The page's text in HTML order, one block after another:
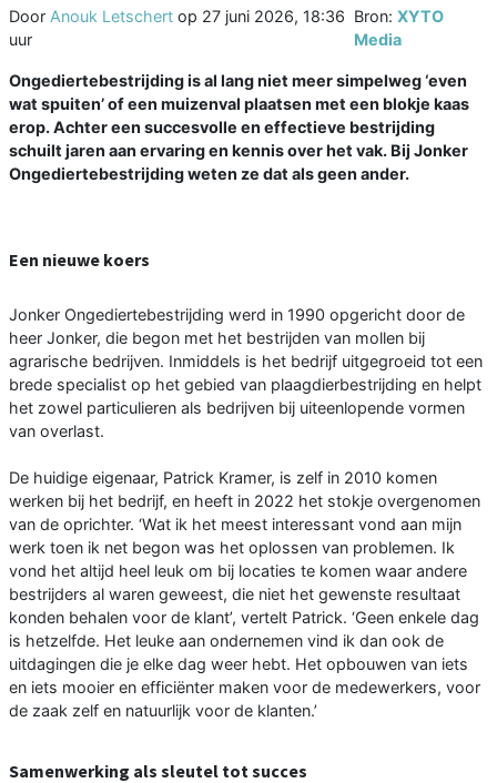
Door Anouk Letschert op 27 juni 2026, 18:36
uur
Bron:XYTO
Media
Ongediertebestrijding is al lang niet meer simpelweg ‘even
wat spuiten’ of een muizenval plaatsen met een blokje kaas
erop. Achter een succesvolle en effectieve bestrijding
schuilt jaren aan ervaring en kennis over het vak. Bij Jonker
Ongediertebestrijding weten ze dat als geen ander.
Een nieuwe koers
Jonker Ongediertebestrijding werd in 1990 opgericht door de
heer Jonker, die begon met het bestrijden van mollen bij
agrarische bedrijven. Inmiddels is het bedrijf uitgegroeid tot een
brede specialist op het gebied van plaagdierbestrijding en helpt
het zowel particulieren als bedrijven bij uiteenlopende vormen
van overlast.
De huidige eigenaar, Patrick Kramer, is zelf in 2010 komen
werken bij het bedrijf, en heeft in 2022 het stokje overgenomen
van de oprichter. ‘Wat ik het meest interessant vond aan mijn
werk toen ik net begon was het oplossen van problemen. Ik
vond het altijd heel leuk om bij locaties te komen waar andere
bestrijders al waren geweest, die niet het gewenste resultaat
konden behalen voor de klant’, vertelt Patrick. ‘Geen enkele dag
is hetzelfde. Het leuke aan ondernemen vind ik dan ook de
uitdagingen die je elke dag weer hebt. Het opbouwen van iets
en iets mooier en efficiënter maken voor de medewerkers, voor
de zaak zelf en natuurlijk voor de klanten.’
Samenwerking als sleutel tot succes